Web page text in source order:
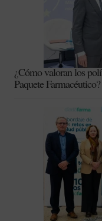
¿Cómo valoran los
Paquete Farmacéutico?